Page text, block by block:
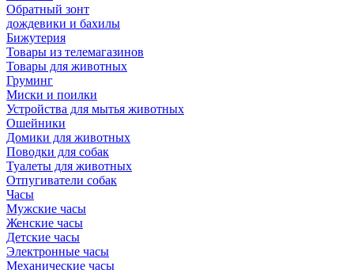
Обратный зонт
дождевики и бахилы
Бижутерия
Товары из телемагазинов
Товары для животных
Груминг
Миски и поилки
Устройства для мытья животных
Ошейники
Домики для животных
Поводки для собак
Туалеты для животных
Отпугиватели собак
Часы
Мужские часы
Женские часы
Детские часы
Электронные часы
Механические часы